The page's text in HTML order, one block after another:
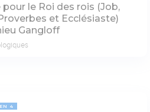
pour le Roi des rois (Job,
et Ecclésiaste)
Gangloff
4